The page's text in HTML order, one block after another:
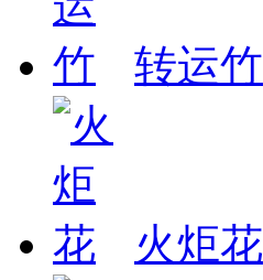
转运竹
火炬花